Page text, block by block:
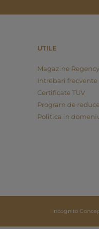
UTILE
Magazine
Intrebari frecvente
Certificate TUV
Program de
Politica in
Incognito